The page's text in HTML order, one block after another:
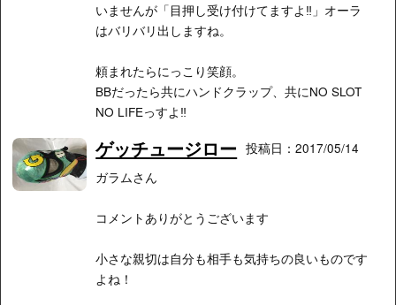
いませんが「目押し受け付けてますよ‼︎」オーラ
はバリバリ出しますね。
頼まれたらにっこり笑顔。
BBだったら共にハンドクラップ、共にNO SLOT
NO LIFEっすよ‼︎
ゲッチュージロー 投稿日：2017/05/14
ガラムさん
コメントありがとうございます
小さな親切は自分も相手も気持ちの良いものです
よね！